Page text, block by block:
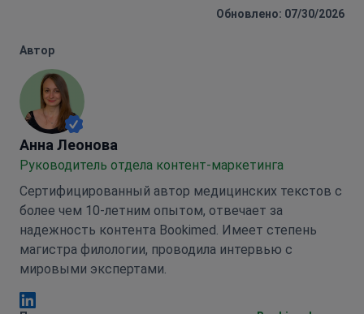
Обновлено: 07/30/2026
Автор
Анна Леонова
Анна Леонова
Руководитель отдела контент-маркетинга
Сертифицированный автор медицинских текстов с
более чем 10-летним опытом, отвечает за
надежность контента Bookimed. Имеет степень
магистра филологии, проводила интервью с
мировыми экспертами.